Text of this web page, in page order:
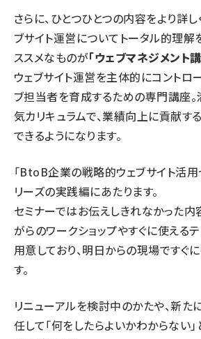
さらに、ひとつひとつの内容をより詳し
ブサイト運営についてトータル的理
ススメなものが「ウェブマネジメント講
ウェブサイト運営を主体的にコントロ
ブ担当者を育成するための専門講座
気カリキュラムで、業績向上に貢献す
できるようになります。
「BtoB企業の戦略的ウェブサイト活
リーズの実践編にあたります。
セミナーではお伝えしきれなかった内
がらのワークショップやすぐに使える
用意しており、明日からの現場ですぐ
す。
リニューアルを検討中のかたや、新た
任して「何をしたらよいかわからない